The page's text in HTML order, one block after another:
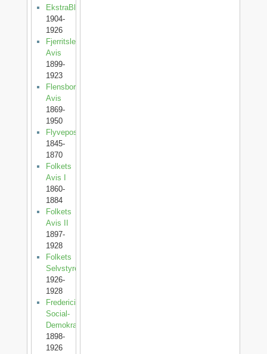
EkstraBladet
1904-
1926
Fjerritslev
Avis
1899-
1923
Flensborg
Avis
1869-
1950
Flyveposten
1845-
1870
Folkets
Avis I
1860-
1884
Folkets
Avis II
1897-
1928
Folkets
Selvstyre
1926-
1928
Fredericia
Social-
Demokrat
1898-
1926